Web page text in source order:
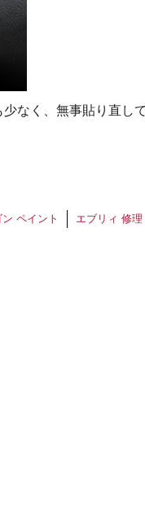
なく、無事貼り直し
ペイント エブリィ 修理